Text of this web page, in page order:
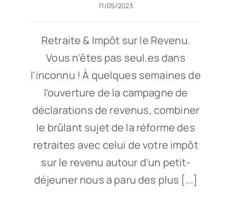
11/05/2023
Retraite & Impôt sur le Revenu.
Vous n’êtes pas seul.es dans
l’inconnu ! À quelques semaines de
l’ouverture de la campagne de
déclarations de revenus, combiner
le brûlant sujet de la réforme des
retraites avec celui de votre impôt
sur le revenu autour d’un petit-
déjeuner nous a paru des plus [...]